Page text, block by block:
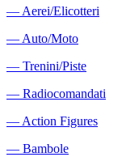
― Aerei/Elicotteri
― Auto/Moto
― Trenini/Piste
― Radiocomandati
― Action Figures
― Bambole